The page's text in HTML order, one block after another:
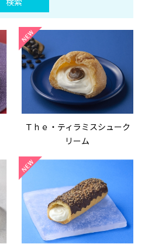
Ｔｈｅ・ティラミスシューク
リーム